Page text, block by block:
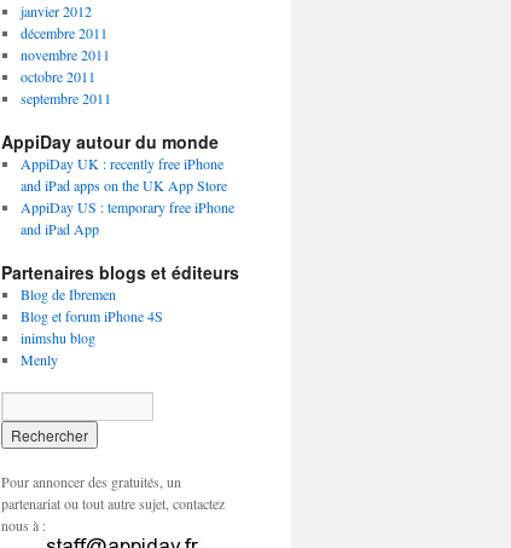
janvier 2012
décembre 2011
novembre 2011
octobre 2011
septembre 2011
AppiDay autour du monde
AppiDay UK : recently free iPhone
and iPad apps on the UK App Store
AppiDay US : temporary free iPhone
and iPad App
Partenaires blogs et éditeurs
Blog de Ibremen
Blog et forum iPhone 4S
inimshu blog
Menly
Pour annoncer des gratuités, un
partenariat ou tout autre sujet, contactez
nous à :